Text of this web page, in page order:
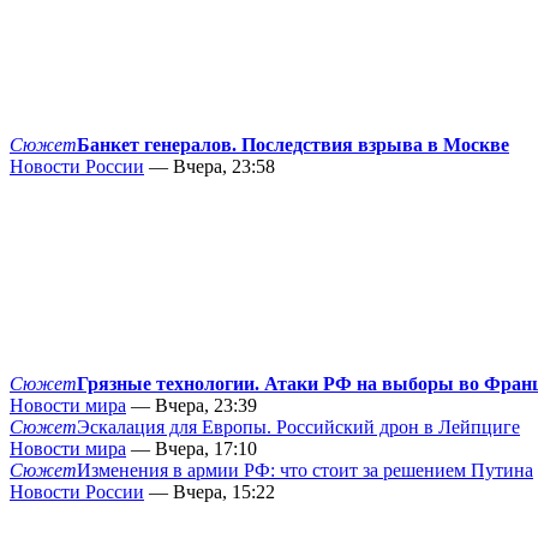
СюжетБанкет генералов. Последствия взрыва в Москве
Новости России — Вчера, 23:58
СюжетГрязные технологии. Атаки РФ на выборы во
Новости мира — Вчера, 23:39
СюжетЭскалация для Европы. Российский дрон в Лейпциге
Новости мира — Вчера, 17:10
СюжетИзменения в армии РФ: что стоит за решением Путина
Новости России — Вчера, 15:22